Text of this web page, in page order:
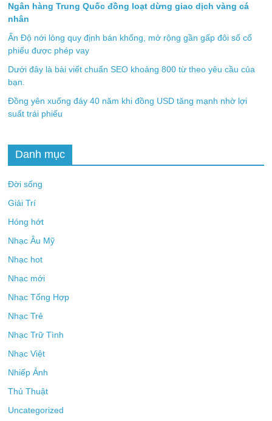
Ngân hàng Trung Quốc đồng loạt dừng giao dịch vàng cá
nhân
Ấn Độ nới lỏng quy định bán khống, mở rộng gần gấp đôi số cổ
phiếu được phép vay
Dưới đây là bài viết chuẩn SEO khoảng 800 từ theo yêu cầu của
bạn.
Đồng yên xuống đáy 40 năm khi đồng USD tăng mạnh nhờ lợi
suất trái phiếu
Danh mục
Đời sống
Giải Trí
Hóng hớt
Nhạc Âu Mỹ
Nhạc hot
Nhạc mới
Nhạc Tổng Hợp
Nhạc Trẻ
Nhạc Trữ Tình
Nhạc Việt
Nhiếp Ảnh
Thủ Thuật
Uncategorized